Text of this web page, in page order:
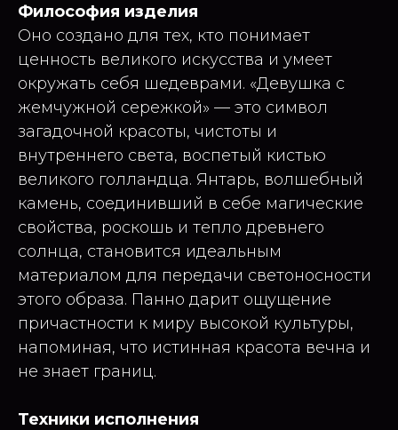
Философия изделия
Оно создано для тех, кто понимает
ценность великого искусства и умеет
окружать себя шедеврами. «Девушка с
жемчужной сережкой» — это символ
загадочной красоты, чистоты и
внутреннего света, воспетый кистью
великого голландца. Янтарь, волшебный
камень, соединивший в себе магические
свойства, роскошь и тепло древнего
солнца, становится идеальным
материалом для передачи светоносности
этого образа. Панно дарит ощущение
причастности к миру высокой культуры,
напоминая, что истинная красота вечна и
не знает границ.
Техники исполнения